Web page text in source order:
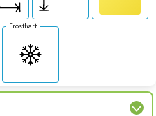
Frosthart